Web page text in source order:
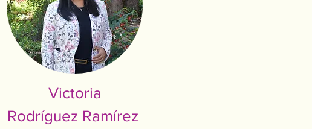
Victoria
Rodríguez Ramírez